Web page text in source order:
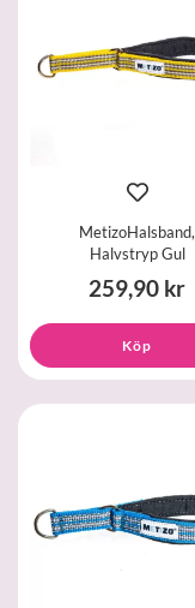
MetizoHalsband,
Halvstryp Gul
259,90 kr
Köp